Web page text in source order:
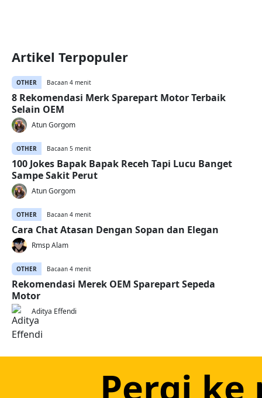
Artikel Terpopuler
OTHER Bacaan 4 menit
8 Rekomendasi Merk Sparepart Motor Terbaik
Selain OEM
Atun Gorgom
OTHER Bacaan 5 menit
100 Jokes Bapak Bapak Receh Tapi Lucu Banget
Sampe Sakit Perut
Atun Gorgom
OTHER Bacaan 4 menit
Cara Chat Atasan Dengan Sopan dan Elegan
Rmsp Alam
OTHER Bacaan 4 menit
Rekomendasi Merek OEM Sparepart Sepeda
Motor
Aditya Effendi
Pergi ke